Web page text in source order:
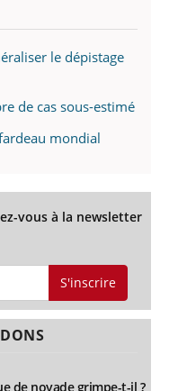
le dépistage
de cas sous-estimé
mondial
vous à la newsletter
S'inscrire
de noyade grimpe-t-il ?